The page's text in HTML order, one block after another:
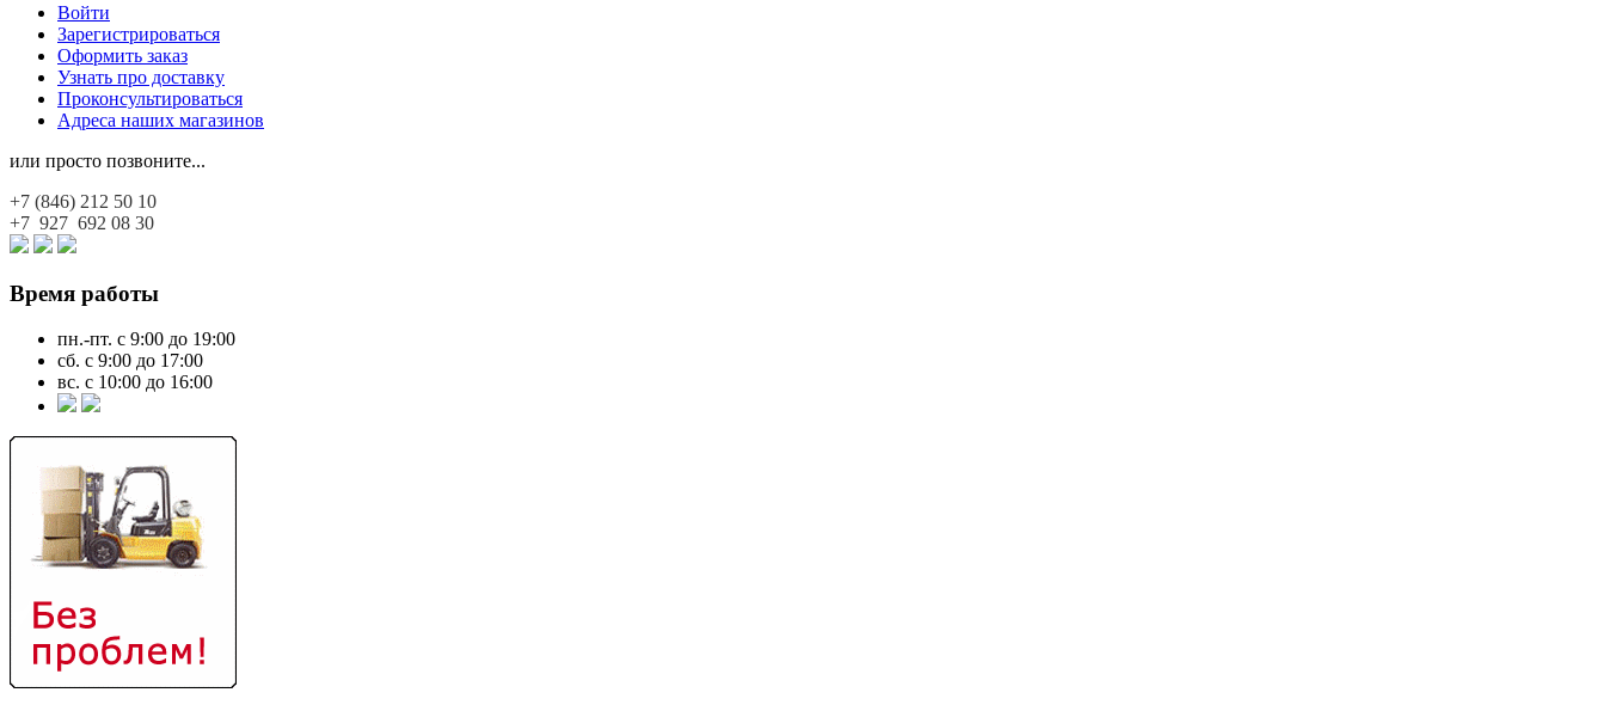
Войти
Зарегистрироваться
Оформить заказ
Узнать про доставку
Проконсультироваться
Адреса наших магазинов
или просто позвоните...
+7 (846) 212 50 10
+7 927 692 08 30
Время работы
пн.-пт. с 9:00 до 19:00
сб. с 9:00 до 17:00
вс. с 10:00 до 16:00